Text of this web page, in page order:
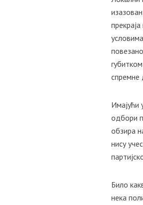
спремне
Имајући
одбори
обзира
нису
Било
нека